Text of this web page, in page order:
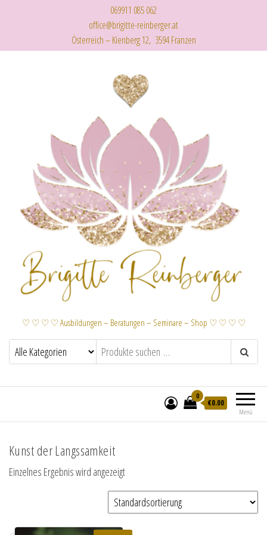
069911 085 062
office@brigitte-reinberger.at
Österreich – Kienberg 12, 3594 Franzen
♡ ♡ ♡ ♡ Ausbildungen – Beratungen – Seminare – Shop ♡ ♡ ♡ ♡
Menü
0
€0.00
Kunst der Langssamkeit
Einzelnes Ergebnis wird angezeigt